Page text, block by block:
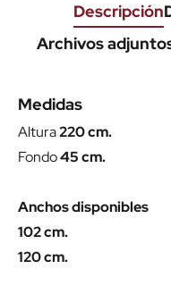
Descripción
Archivos
Medidas
Altura220 cm.
Fondo45 cm.
Anchos disponibles
102 cm.
120 cm.